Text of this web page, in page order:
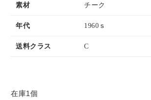
在庫1個
素材 チーク
年代 1960ｓ
送料クラス C